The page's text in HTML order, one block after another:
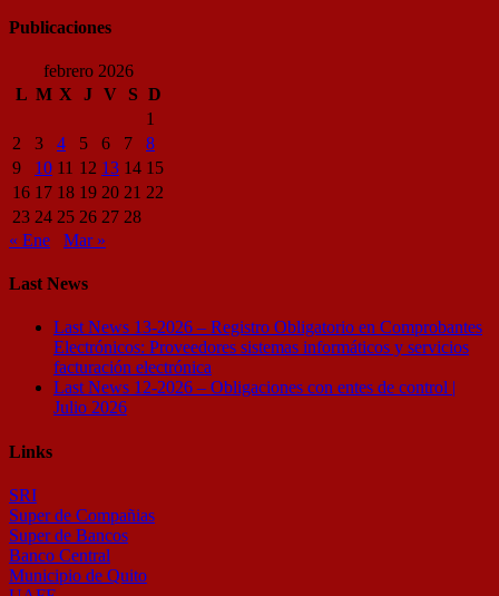
Publicaciones
febrero 2026
L M X J V S D
1
2
3 4 5 6 7
8
9
10 11 12 13 14 15
16 17 18 19 20 21 22
23 24 25 26 27 28
« Ene
Mar »
Last News
Last News 13-2026 – Registro Obligatorio en Comprobantes
Electrónicos: Proveedores sistemas informáticos y servicios
facturación electrónica
Last News 12-2026 – Obligaciones con entes de control |
Julio 2026
Links
SRI
Super de Compañias
Super de Bancos
Banco Central
Municipio de Quito